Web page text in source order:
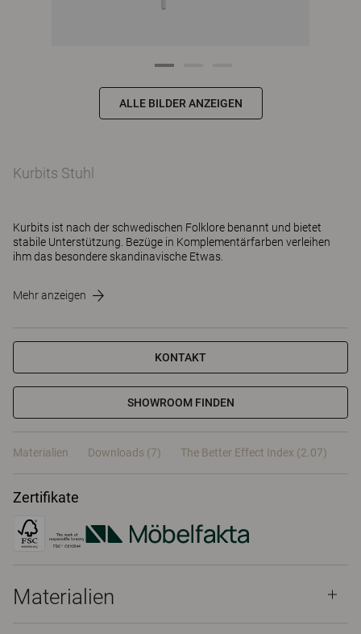
ALLE BILDER ANZEIGEN
Kurbits Stuhl
Kurbits ist nach der schwedischen Folklore benannt und bietet
stabile Unterstützung. Bezüge in Komplementärfarben verleihen
ihm das besondere skandinavische Etwas.
Mehr anzeigen
KONTAKT
SHOWROOM FINDEN
Materialien Downloads (7) The Better Effect Index (2.07)
Zertifikate
Materialien